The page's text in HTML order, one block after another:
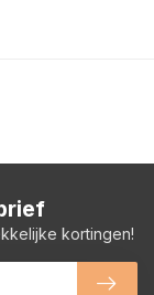
kortingen!